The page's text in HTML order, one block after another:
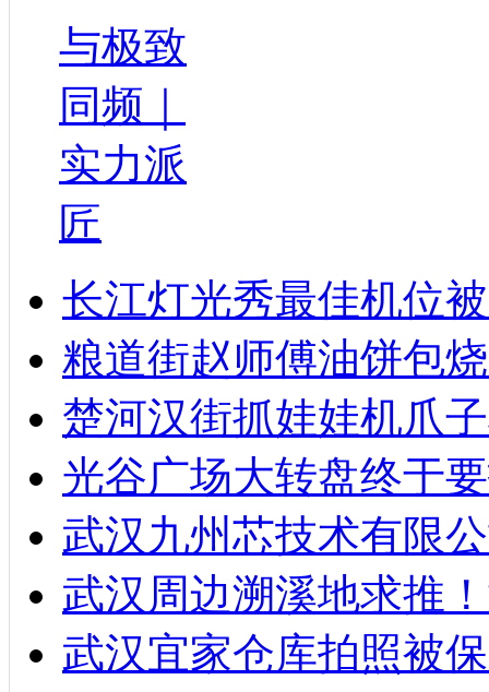
与极致
同频｜
实力派
匠
长江灯光秀最佳机位
粮道街赵师傅油饼包
楚河汉街抓娃娃机爪
光谷广场大转盘终于
武汉九州芯技术有限
武汉周边溯溪地求推
武汉宜家仓库拍照被